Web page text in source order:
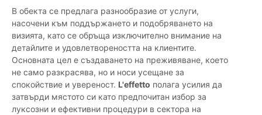
В обекта се предлага разнообразие от услуги,
насочени към поддържането и подобряването на
визията, като се обръща изключително внимание на
детайлите и удовлетвореността на клиентите.
Основната цел е създаването на преживяване, което
не само разкрасява, но и носи усещане за
спокойствие и увереност. L'effetto полага усилия да
затвърди мястото си като предпочитан избор за
луксозни и ефективни процедури в сектора на